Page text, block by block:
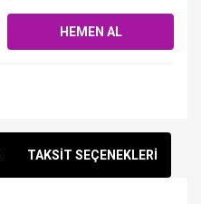
HEMEN AL
TAKSİT SEÇENEKLERİ